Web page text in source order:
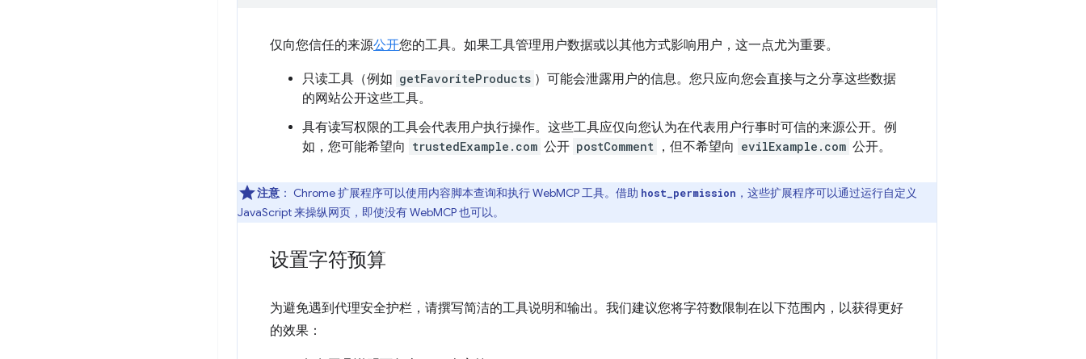
仅向您信任的来源公开您的工具。如果工具管理用户数据或以其他方式影响用户，这一点尤为重要。
只读工具（例如 getFavoriteProducts ）可能会泄露用户的信息。您只应向您会直接与之分享这些数据
的网站公开这些工具。
具有读写权限的工具会代表用户执行操作。这些工具应仅向您认为在代表用户行事时可信的来源公开。例
如，您可能希望向 trustedExample.com 公开 postComment ，但不希望向 evilExample.com 公开。
注意 ： Chrome 扩展程序可以使用内容脚本查询和执行 WebMCP 工具。借助 host_permission ，这些扩展程序可以通过运行自定义
JavaScript 来操纵网页，即使没有 WebMCP 也可以。
设置字符预算
为避免遇到代理安全护栏，请撰写简洁的工具说明和输出。我们建议您将字符数限制在以下范围内，以获得更好
的效果：